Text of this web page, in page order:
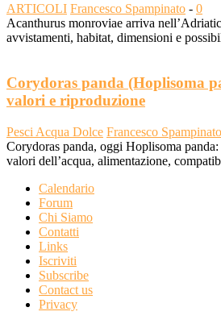
ARTICOLI Francesco Spampinato - 0
Acanthurus monroviae arriva
avvistamenti, habitat, dimensioni e
Corydoras panda (Hoplisoma
valori e riproduzione
Pesci Acqua Dolce Francesco Spampinato
Corydoras panda, oggi Hoplisoma
valori dell’acqua, alimentazione,
Calendario
Forum
Chi Siamo
Contatti
Links
Iscriviti
Subscribe
Contact us
Privacy